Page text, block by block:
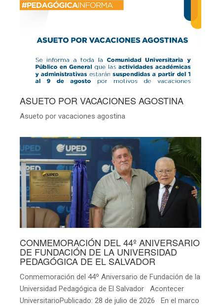
ASUETO POR VACACIONES AGOSTINA
Asueto por vacaciones agostina
CONMEMORACIÓN DEL 44º ANIVERSARIO
DE FUNDACIÓN DE LA UNIVERSIDAD
PEDAGÓGICA DE EL SALVADOR
Conmemoración del 44º Aniversario de Fundación de la
Universidad Pedagógica de El Salvador Acontecer
UniversitarioPublicado: 28 de julio de 2026 En el marco